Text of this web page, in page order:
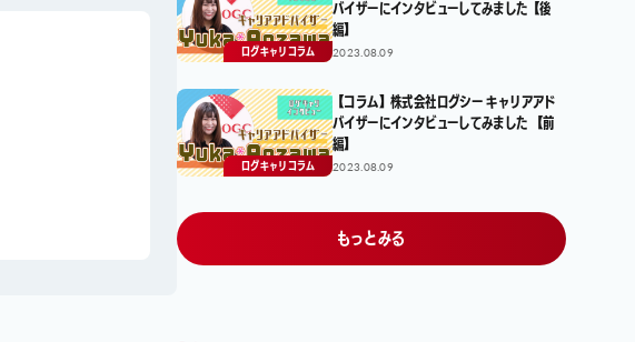
ログキャリコラム
バイザーにインタビューしてみました【後
編】
2023.08.09
ログキャリコラム
【コラム】株式会社ログシー キャリアアド
バイザーにインタビューしてみました 【前
編】
2023.08.09
もっとみる